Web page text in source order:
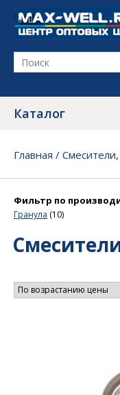
info@max-well.ru
Каталог
Главная /
Фильтр по
Гранула (10)